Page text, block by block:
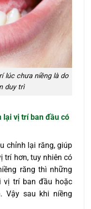
lúc chưa niềng là do
duy trì
lại vị trí ban đầu có
chỉnh lại răng, giúp
trí hơn, tuy nhiên có
răng thì những
vị trí ban đầu hoặc
Vậy sau khi niềng